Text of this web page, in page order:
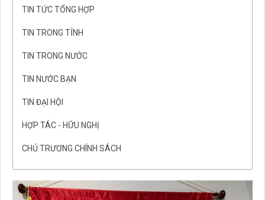
TIN TỨC TỔNG HỢP
TIN TRONG TỈNH
TIN TRONG NƯỚC
TIN NƯỚC BẠN
TIN ĐẠI HỘI
HỢP TÁC - HỮU NGHỊ
CHỦ TRƯƠNG CHÍNH SÁCH